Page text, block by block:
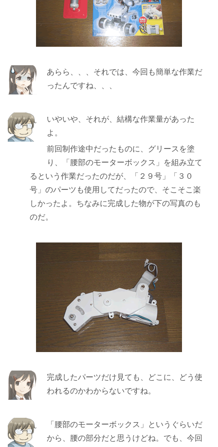
あらら、、、それでは、今回も簡単な作業だ
ったんですね、、、
いやいや、それが、結構な作業量があった
よ。
前回制作途中だったものに、グリースを塗
り、「腰部のモーターボックス」を組み立て
るという作業だったのだが、「２９号」「３０
号」のパーツも使用してだったので、そこそこ楽
しかったよ。ちなみに完成した物が下の写真のも
のだ。
完成したパーツだけ見ても、どこに、どう使
われるのかわからないですね。
「腰部のモーターボックス」というぐらいだ
から、腰の部分だと思うけどね。でも、今回